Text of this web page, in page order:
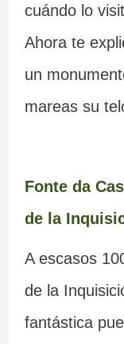
cuándo lo
Ahora te
un
mareas su
Fonte da
de la
A escasos
de la
fantástica